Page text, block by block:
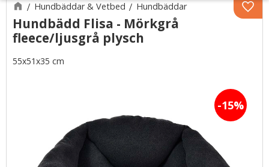
Hundbäddar & Vetbed Hundbäddar
Hundbädd Flisa - Mörkgrå
fleece/ljusgrå plysch
55x51x35 cm
15%